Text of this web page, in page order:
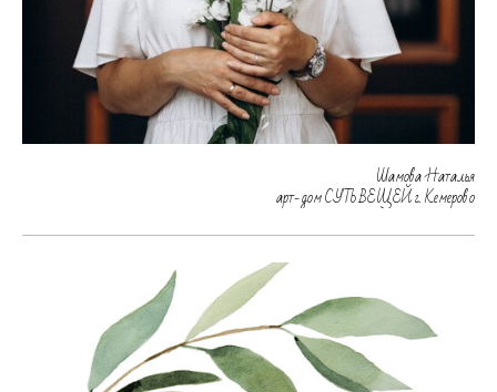
Шамова Наталья
арт-дом СУТЬ ВЕЩЕЙ г. Кемерово